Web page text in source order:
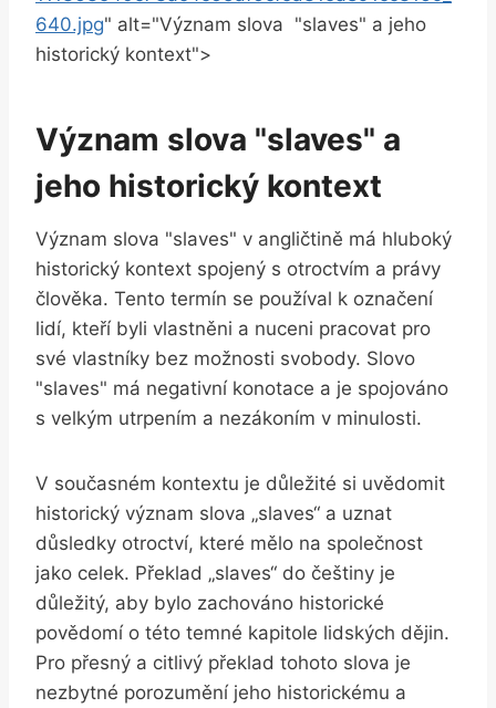
640.jpg" alt="Význam ⁤slova ‍ "slaves" a jeho
historický kontext">
Význam slova "slaves" a
jeho⁢ historický kontext
Význam ‌slova "slaves" v angličtině ‍má hluboký
⁤historický kontext⁢ spojený s otroctvím a právy
člověka. Tento termín se používal k označení
⁢lidí,⁢ kteří byli ⁢vlastněni a nuceni pracovat pro
‍své vlastníky bez možnosti svobody. Slovo
"slaves" má negativní​ konotace ‍a je spojováno
s velkým ‍utrpením a ​nezákoním v minulosti.
V současném kontextu je důležité si uvědomit
⁤historický význam slova „slaves“ ⁣a uznat
důsledky otroctví, které​ mělo na společnost‍
jako celek. Překlad „slaves“ do češtiny ⁣je
důležitý, aby bylo‍ zachováno historické
‌povědomí o této​ temné kapitole lidských dějin.
Pro přesný⁣ a citlivý překlad‌ tohoto ​slova je
nezbytné porozumění jeho historickému a